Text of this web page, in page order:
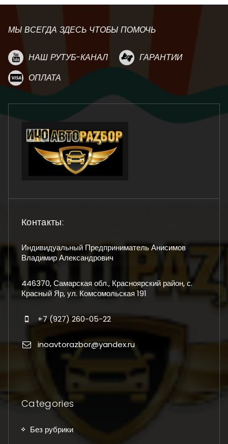
МЫ ВСЕГДА ЗДЕСЬ ЧТОБЫ ПОМОЧЬ
НАШ РУТУБ-КАНАЛ
ГАРАНТИИ
ОПЛАТА
Контакты:
Индивидуальный Предприниматель Анисимов
Владимир Александрович
446370, Самарская обл., Красноярский район, с.
Красный Яр, ул. Комсомольская 191
+7 (927) 260-05-22
inoavtorazbor@yandex.ru
Categories
Без рубрики